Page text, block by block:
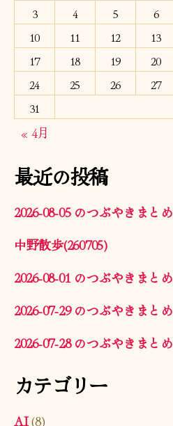
3
4 5 6
10
11 12 13
17
18 19 20
24
25 26 27
31
« 4月
最近の投稿
2026-08-05 のつぶやきまとめ
中野散歩(260705)
2026-08-01 のつぶやきまとめ
2026-07-29 のつぶやきまとめ
2026-07-28 のつぶやきまとめ
カテゴリー
AI(8)